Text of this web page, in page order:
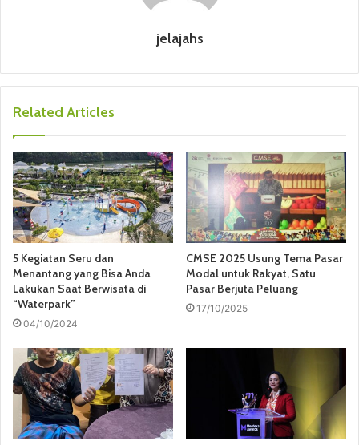
jelajahs
Related Articles
5 Kegiatan Seru dan
Menantang yang Bisa Anda
Lakukan Saat Berwisata di
“Waterpark”
04/10/2024
CMSE 2025 Usung Tema Pasar
Modal untuk Rakyat, Satu
Pasar Berjuta Peluang
17/10/2025